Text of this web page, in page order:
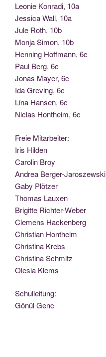
Leo­nie Kon­ra­di, 10a
Jes­si­ca Wall, 10a
Jule Roth, 10b
Mon­ja Simon, 10b
Hen­ning Hoff­mann, 6c
Paul Berg, 6c
Jonas May­er, 6c
Ida Gre­ving, 6c
Lina Han­sen, 6c
Nic­las Hont­heim, 6c
Freie Mit­ar­bei­ter:
Iris Hilden
Caro­lin Broy
Andrea Berger-Jaroszewski
Gaby Plötzer
Tho­mas Lauxen
Bri­git­te Richter-Weber
Cle­mens Hackenberg
Chris­ti­an Hontheim
Chris­ti­na Krebs
Chris­ti­na Schmitz
Ole­sia Klems
Schul­lei­tung:
Gönül Genc